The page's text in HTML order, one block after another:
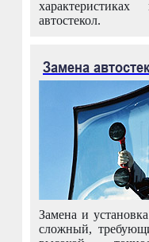
автостекол.
Замена
Замена и
сложный,